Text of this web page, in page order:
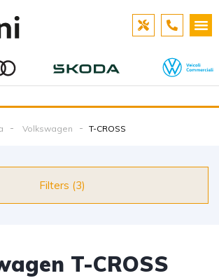
Volkswagen T-CROSS
Filters (3)
T-CROSS